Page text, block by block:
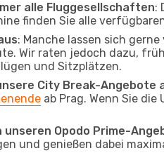
alle Fluggesellschaften:
finden Sie alle
: Manche lassen sich
Wir raten jedoch dazu,
und Sitzplätzen.
City Break-Angebote
ab Prag. Wenn Sie
Opodo Prime-
und genießen dabei